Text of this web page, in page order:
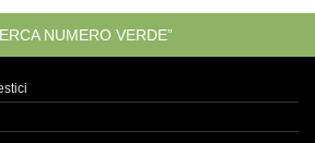
NUMERO VERDE”